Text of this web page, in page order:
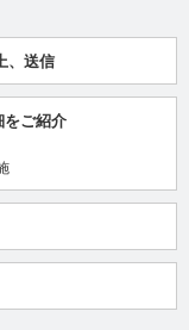
、送信
をご紹介